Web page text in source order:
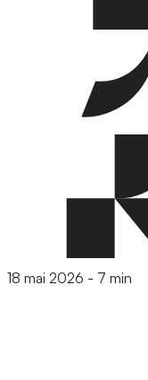
18 mai 2026 - 7 min